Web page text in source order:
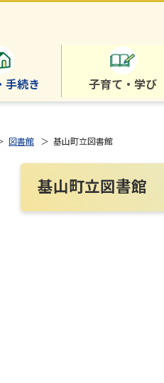
手続き 子育て・学び
図書館 ＞ 基山町立図書館
基山町立図書館